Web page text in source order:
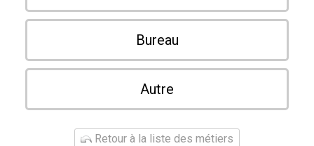
Bureau
Autre
Retour à la liste des métiers